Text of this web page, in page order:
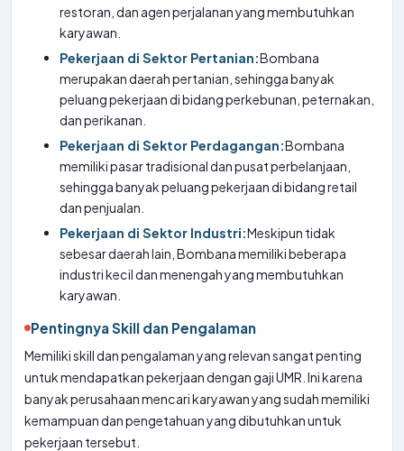
restoran, dan agen perjalanan yang membutuhkan
karyawan.
Pekerjaan di Sektor Pertanian:Bombana
merupakan daerah pertanian, sehingga banyak
peluang pekerjaan di bidang perkebunan, peternakan,
dan perikanan.
Pekerjaan di Sektor Perdagangan:Bombana
memiliki pasar tradisional dan pusat perbelanjaan,
sehingga banyak peluang pekerjaan di bidang retail
dan penjualan.
Pekerjaan di Sektor Industri:Meskipun tidak
sebesar daerah lain, Bombana memiliki beberapa
industri kecil dan menengah yang membutuhkan
karyawan.
Pentingnya Skill dan Pengalaman
Memiliki skill dan pengalaman yang relevan sangat penting
untuk mendapatkan pekerjaan dengan gaji UMR. Ini karena
banyak perusahaan mencari karyawan yang sudah memiliki
kemampuan dan pengetahuan yang dibutuhkan untuk
pekerjaan tersebut.